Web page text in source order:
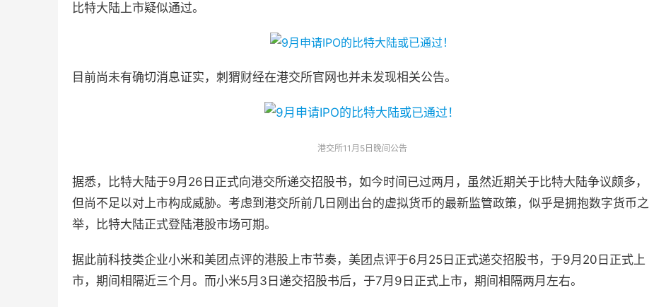
比特大陆上市疑似通过。
目前尚未有确切消息证实，刺猬财经在港交所官网也并未发现相关公告。
港交所11月5日晚间公告
据悉，比特大陆于9月26日正式向港交所递交招股书，如今时间已过两月，虽然近期关于比特大陆争议颇多，
但尚不足以对上市构成威胁。考虑到港交所前几日刚出台的虚拟货币的最新监管政策，似乎是拥抱数字货币之
举，比特大陆正式登陆港股市场可期。
据此前科技类企业小米和美团点评的港股上市节奏，美团点评于6月25日正式递交招股书，于9月20日正式上
市，期间相隔近三个月。 而小米5月3日递交招股书后，于7月9日正式上市，期间相隔两月左右。